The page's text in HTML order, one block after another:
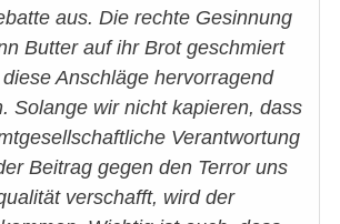
aus. Die rechte Gesinnung
Butter auf ihr Brot geschmiert
Anschläge hervorragend
Solange wir nicht kapieren, dass
Verantwortung
Beitrag gegen den Terror uns
verschafft, wird der